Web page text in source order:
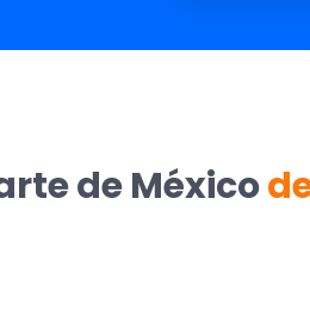
de México